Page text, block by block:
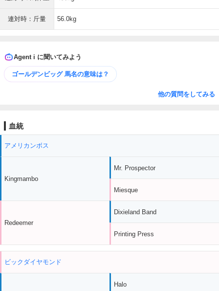
連対時：斤量 56.0kg
Agent i に聞いてみよう
ゴールデンビッグ 馬名の意味は？
他の質問をしてみる
血統
アメリカンボス
Kingmambo
Redeemer
Mr. Prospector
Miesque
Dixieland Band
Printing Press
ビックダイヤモンド
Halo